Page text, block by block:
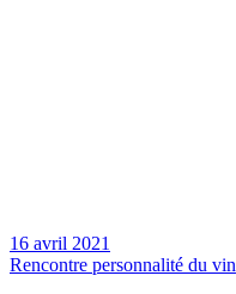
16 avril 2021
Rencontre personnalité du vin